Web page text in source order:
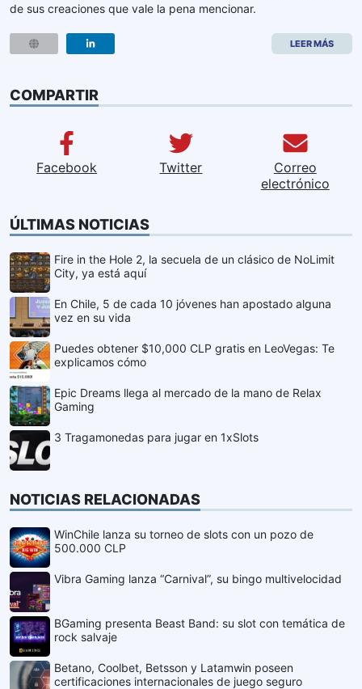
de sus creaciones que vale la pena mencionar.
LEER MÁS
COMPARTIR
Facebook Twitter
Correo
electrónico
ÚLTIMAS NOTICIAS
Fire in the Hole 2, la secuela de un clásico de NoLimit
City, ya está aquí
En Chile, 5 de cada 10 jóvenes han apostado alguna
vez en su vida
Puedes obtener $10,000 CLP gratis en LeoVegas: Te
explicamos cómo
Epic Dreams llega al mercado de la mano de Relax
Gaming
3 Tragamonedas para jugar en 1xSlots
NOTICIAS RELACIONADAS
WinChile lanza su torneo de slots con un pozo de
500.000 CLP
Vibra Gaming lanza “Carnival”, su bingo multivelocidad
BGaming presenta Beast Band: su slot con temática de
rock salvaje
Betano, Coolbet, Betsson y Latamwin poseen
certificaciones internacionales de juego seguro